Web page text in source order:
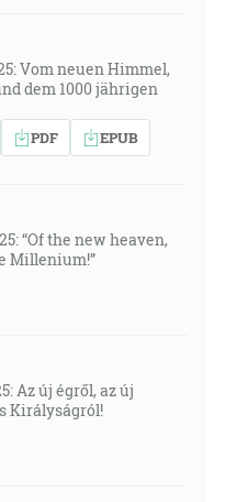
Vom neuen Himmel,
dem 1000 jährigen
PDF EPUB
“Of the new heaven,
Millenium!”
Az új égről, az új
Királyságról!